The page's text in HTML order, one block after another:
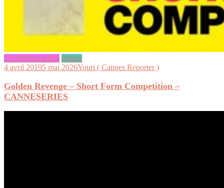
CANNESERIES videos
4 avril 20195 mai 2026Youri ( Cannes Reporter )
Golden Revenge – Short Form Competition –
CANNESERIES